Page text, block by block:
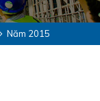
Năm 2015